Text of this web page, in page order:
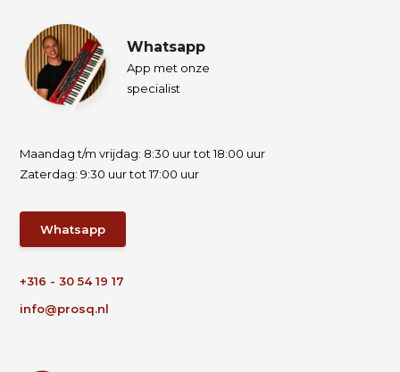
Whatsapp
App met onze
specialist
Maandag t/m vrijdag: 8:30 uur tot 18:00 uur
Zaterdag: 9:30 uur tot 17:00 uur
Whatsapp
+316 - 30 54 19 17
info@prosq.nl